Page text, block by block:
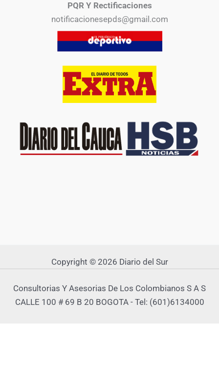
PQR Y Rectificaciones
notificacionesepds@gmail.com
Copyright © 2026 Diario del Sur
Consultorias Y Asesorias De Los Colombianos S A S
CALLE 100 # 69 B 20 BOGOTA - Tel: (601)6134000